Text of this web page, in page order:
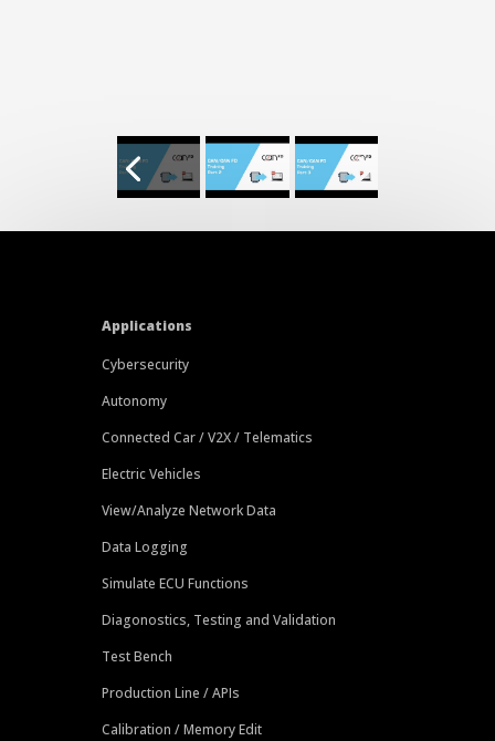
Applications
Cybersecurity
Autonomy
Connected Car / V2X / Telematics
Electric Vehicles
View/Analyze Network Data
Data Logging
Simulate ECU Functions
Diagonostics, Testing and Validation
Test Bench
Production Line / APIs
Calibration / Memory Edit